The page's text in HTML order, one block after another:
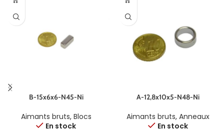
B-15x6x6-N45-Ni
Aimants bruts, Blocs
En stock
A-12,8x10x5-N48-Ni
Aimants bruts, Anneaux
En stock